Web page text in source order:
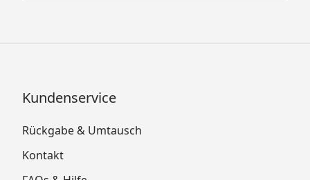
Kundenservice
Rückgabe & Umtausch
Kontakt